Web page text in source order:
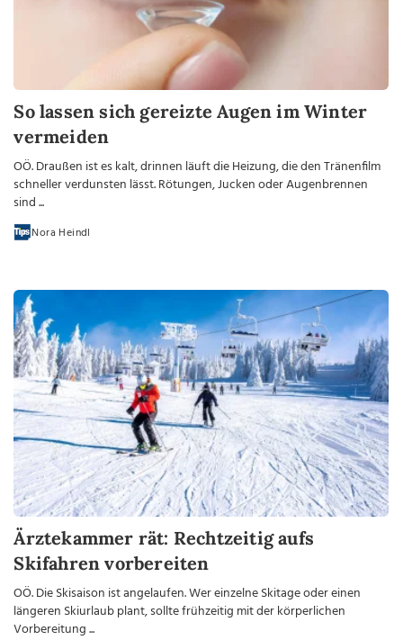
So lassen sich gereizte Augen im Winter
vermeiden
OÖ. Draußen ist es kalt, drinnen läuft die Heizung, die den Tränenfilm
schneller verdunsten lässt. Rötungen, Jucken oder Augenbrennen
sind ...
Nora Heindl
Ärztekammer rät: Rechtzeitig aufs
Skifahren vorbereiten
OÖ. Die Skisaison ist angelaufen. Wer einzelne Skitage oder einen
längeren Skiurlaub plant, sollte frühzeitig mit der körperlichen
Vorbereitung ...